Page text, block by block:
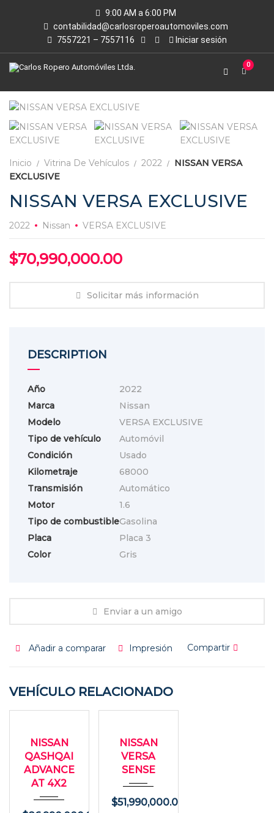
9:00 AM a 6:00 PM
contabilidad@carlosroperoautomoviles.com
7557221 – 7557116
Iniciar sesión
0
Inicio Vitrina De Vehículos 2022
NISSAN VERSA
EXCLUSIVE
NISSAN VERSA EXCLUSIVE
2022 Nissan VERSA EXCLUSIVE
$70,990,000.00
Solicitar más información
DESCRIPTION
Año
2022
Marca
Nissan
Modelo
VERSA EXCLUSIVE
Tipo de vehículo
Automóvil
Condición
Usado
Kilometraje
68000
Transmisión
Automático
Motor
1.6
Tipo de combustibleGasolina
Placa
Placa 3
Color
Gris
Enviar a un amigo
Añadir a comparar Impresión Compartir
VEHÍCULO RELACIONADO
29000
NISSAN
QASHQAI
ADVANCE
AT 4X2
85000
NISSAN
VERSA
SENSE
$51,990,000.00